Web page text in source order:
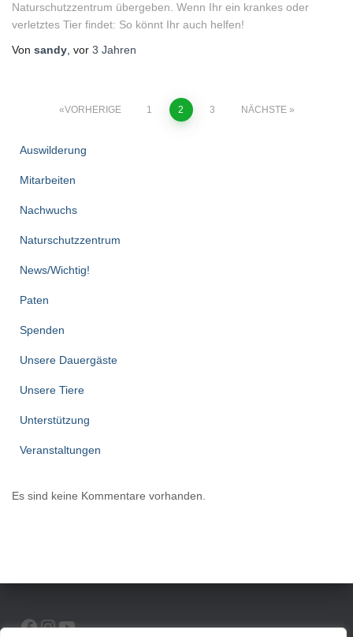
Naturschutzzentrum übergeben. Wenn Ihr ein krankes oder
verletztes Tier findet: So könnt Ihr auch helfen!
Von sandy, vor 3 Jahren
Seitennummerierung
der
Beiträge
VORHERIGE 1 2 3 NÄCHSTE
Auswilderung
Mitarbeiten
Nachwuchs
Naturschutzzentrum
News/Wichtig!
Paten
Spenden
Unsere Dauergäste
Unsere Tiere
Unterstützung
Veranstaltungen
Es sind keine Kommentare vorhanden.
FACEBOOK INSTAGRAM